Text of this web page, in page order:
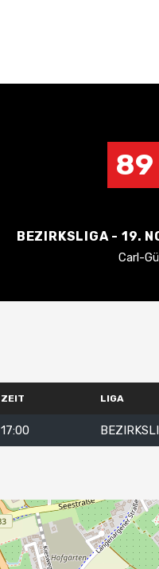
89
BEZIRKSLIGA - 19.
Carl-
ZEIT LIGA
17:00